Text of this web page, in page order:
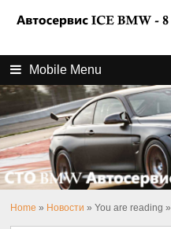
Mobile Menu
Home » Новости » You are reading »